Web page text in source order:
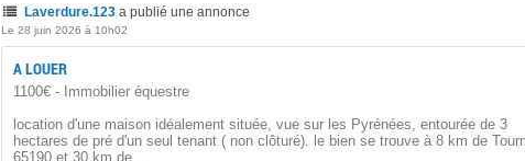
Laverdure.123 a publié une annonce
Le 28 juin 2026 à 10h02
A LOUER
1100€ - Immobilier équestre
location d'une maison idéalement située, vue sur les Pyrénées, entourée de 3
hectares de pré d'un seul tenant ( non clôturé). le bien se trouve à 8 km de
65190 et 30 km de ...